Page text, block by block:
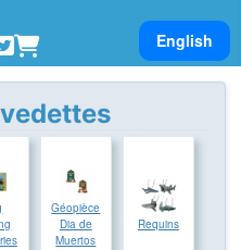
Sélectionnez
English
Géopièce
Dia de
Muertos
Requins